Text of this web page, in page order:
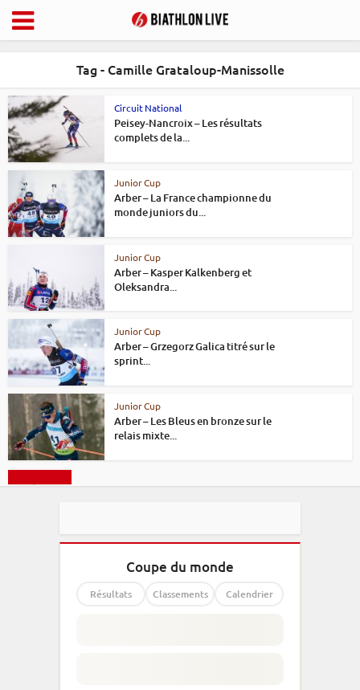
Tag - Camille Grataloup-Manissolle
Circuit National
Peisey-Nancroix – Les résultats
complets de la...
Junior Cup
Arber – La France championne du
monde juniors du...
Junior Cup
Arber – Kasper Kalkenberg et
Oleksandra...
Junior Cup
Arber – Grzegorz Galica titré sur le
sprint...
Junior Cup
Arber – Les Bleus en bronze sur le
relais mixte...
Coupe du monde
Résultats Classements Calendrier